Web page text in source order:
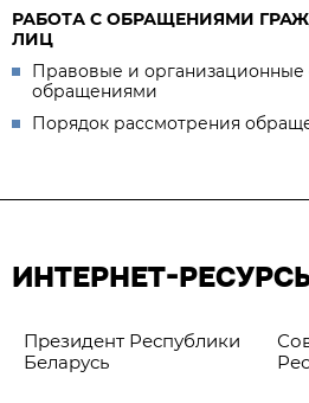
РАБОТА С ОБРАЩЕНИЯМИ
ЛИЦ
Правовые и организационные
обращениями
Порядок рассмотрения
ИНТЕРНЕТ-
Президент Республики
Беларусь